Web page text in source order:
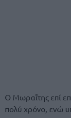
Ο Μωραΐτης επί
πολύ χρόνο, ενώ